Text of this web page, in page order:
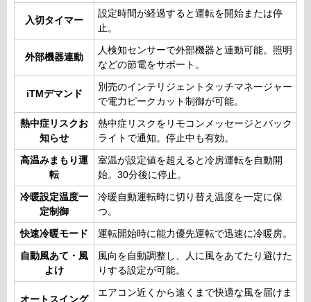
入切タイマー
設定時間が経過すると運転を開始または停
止。
外部機器連動
人検知センサーで外部機器と連動可能。照明
などの節電をサポート。
iTMデマンド
別売のインテリジェントタッチマネージャー
で電力ピークカット制御が可能。
熱中症リスクお
知らせ
熱中症リスクをリモコンメッセージとバック
ライトで通知。停止中も有効。
高温みまもり運
転
室温が設定値を超えると冷房運転を自動開
始。30分後に停止。
冷暖設定温度一
定制御
冷暖自動運転時に切り替え温度を一定に保
つ。
快速冷暖モード 運転開始時に能力優先運転で迅速に冷暖房。
自動風あて・風
よけ
風向を自動調整し、人に風をあてたり避けた
りする設定が可能。
オートスイング
エアコン近くから遠くまで快適な風を届けま